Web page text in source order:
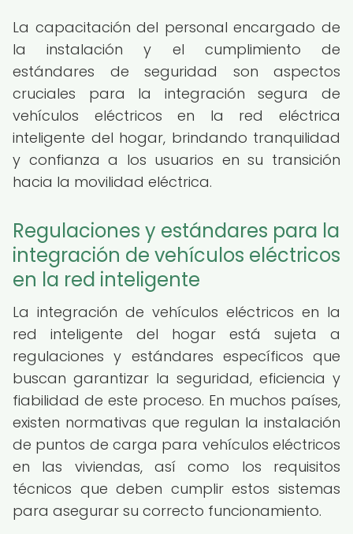
La capacitación del personal encargado de
la instalación y el cumplimiento de
estándares de seguridad son aspectos
cruciales para la integración segura de
vehículos eléctricos en la red eléctrica
inteligente del hogar, brindando tranquilidad
y confianza a los usuarios en su transición
hacia la movilidad eléctrica.
Regulaciones y estándares para la
integración de vehículos eléctricos
en la red inteligente
La integración de vehículos eléctricos en la
red inteligente del hogar está sujeta a
regulaciones y estándares específicos que
buscan garantizar la seguridad, eficiencia y
fiabilidad de este proceso. En muchos países,
existen normativas que regulan la instalación
de puntos de carga para vehículos eléctricos
en las viviendas, así como los requisitos
técnicos que deben cumplir estos sistemas
para asegurar su correcto funcionamiento.